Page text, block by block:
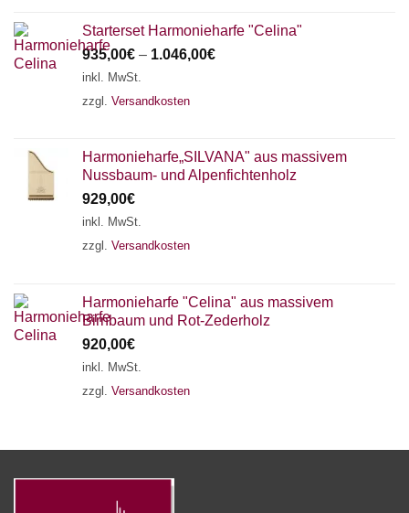
Starterset Harmonieharfe "Celina"
935,00€ – 1.046,00€
inkl. MwSt.
zzgl. Versandkosten
Harmonieharfe„SILVANA" aus massivem
Nussbaum- und Alpenfichtenholz
929,00€
inkl. MwSt.
zzgl. Versandkosten
Harmonieharfe "Celina" aus massivem
Birnbaum und Rot-Zederholz
920,00€
inkl. MwSt.
zzgl. Versandkosten